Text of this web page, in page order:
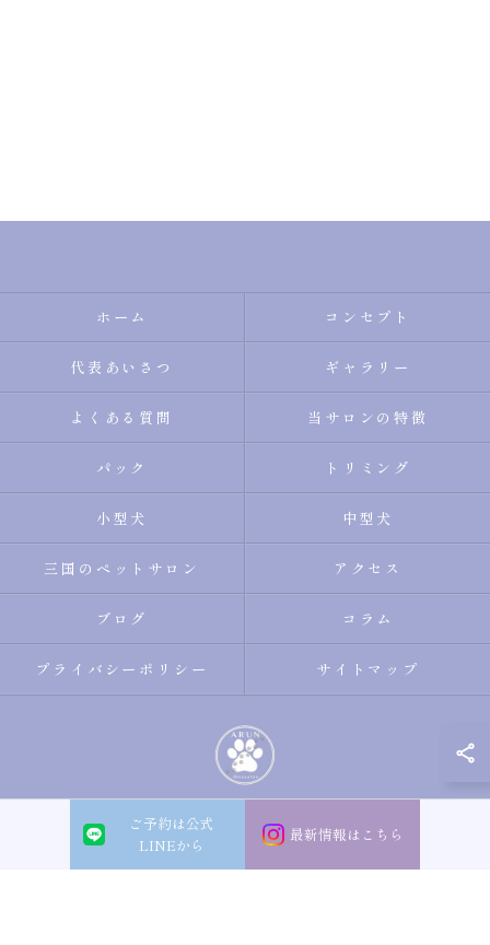
ご予約は公式
LINEから
最新情報はこちら
ホーム コンセプト
代表あいさつ ギャラリー
よくある質問 当サロンの特徴
パック トリミング
小型犬 中型犬
三国のペットサロン アクセス
ブログ コラム
プライバシーポリシー サイトマップ
© 2026 大阪市淀川区のトリミングサロン・ペットサロンならDogsalon ARUN
ALL RIGHTS RESERVED.